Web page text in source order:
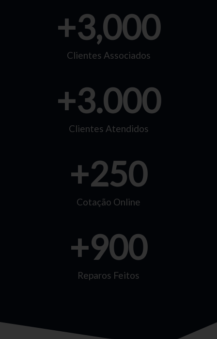
Clientes Associados
+3,000
Clientes Atendidos
+3.000
Cotação Online
+250
Reparos Feitos
+900